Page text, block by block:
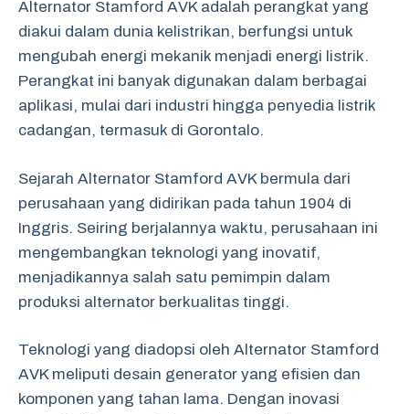
Alternator Stamford AVK adalah perangkat yang
diakui dalam dunia kelistrikan, berfungsi untuk
mengubah energi mekanik menjadi energi listrik.
Perangkat ini banyak digunakan dalam berbagai
aplikasi, mulai dari industri hingga penyedia listrik
cadangan, termasuk di Gorontalo.
Sejarah Alternator Stamford AVK bermula dari
perusahaan yang didirikan pada tahun 1904 di
Inggris. Seiring berjalannya waktu, perusahaan ini
mengembangkan teknologi yang inovatif,
menjadikannya salah satu pemimpin dalam
produksi alternator berkualitas tinggi.
Teknologi yang diadopsi oleh Alternator Stamford
AVK meliputi desain generator yang efisien dan
komponen yang tahan lama. Dengan inovasi